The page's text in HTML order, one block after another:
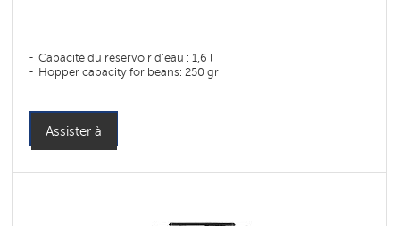
Capacité du réservoir d'eau : 1,6 l
Hopper capacity for beans: 250 gr
Assister à